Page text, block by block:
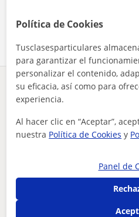
Comparte a este
¿Hay algún error en este
Tus clases particulares
estudiante del grado en química, doy
Plasencia que
Política de Cookies
Tusclasesparticulares
para garantizar el
personalizar el contenido,
su eficacia, así como para
experiencia.
Al hacer clic en “Aceptar”,
nuestra Política de Cookies y
Panel de